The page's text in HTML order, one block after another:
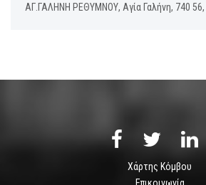
ΑΓ.ΓΑΛΗΝΗ ΡΕΘΥΜΝΟΥ, Αγία Γαλήνη, 740 56,
Χάρτης Κόμβου
Επικοινωνία